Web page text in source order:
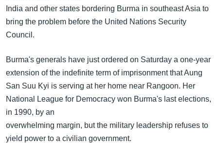
India and other states bordering Burma in southeast Asia to
bring the problem before the United Nations Security
Council.
Burma's generals have just ordered on Saturday a one-year
extension of the indefinite term of imprisonment that Aung
San Suu Kyi is serving at her home near Rangoon. Her
National League for Democracy won Burma's last elections,
in 1990, by an
overwhelming margin, but the military leadership refuses to
yield power to a civilian government.